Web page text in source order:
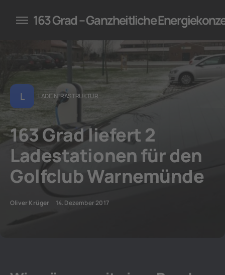
für Unternehmen
163 Grad – Ganzheitliche
L LADEINFRASTRUKTUR
163 Grad liefert 2
Ladestationen für den
Golfclub Warnemünde
Oliver Krüger 14. Dezember 2017